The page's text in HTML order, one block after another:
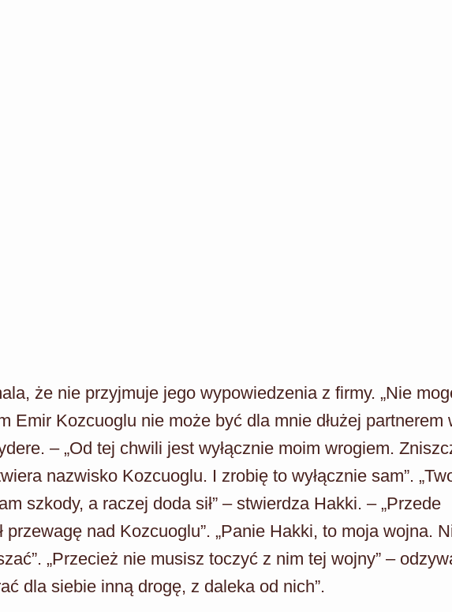
że nie przyjmuje jego wypowiedzenia z firmy. „Nie
Emir Kozcuoglu nie może być dla mnie dłużej partnerem
– „Od tej chwili jest wyłącznie moim wrogiem.
nazwisko Kozcuoglu. I zrobię to wyłącznie sam”.
szkody, a raczej doda sił” – stwierdza Hakki. – „Przede
przewagę nad Kozcuoglu”. „Panie Hakki, to moja wojna.
„Przecież nie musisz toczyć z nim tej wojny” –
dla siebie inną drogę, z daleka od nich”.